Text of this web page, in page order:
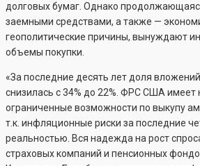
долговых бумаг. Однако
заемными средствами, а также —
геополитические причины, вынуждают
объемы покупки.
«За последние десять лет доля
снизилась с 34% до 22%. ФРС США имеет
ограниченные возможности по выкупу
т.к. инфляционные риски за последние
реальностью. Вся надежда на рост
страховых компаний и пенсионных